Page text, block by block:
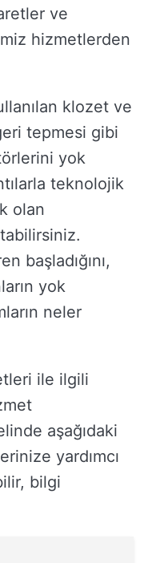
ve
hizmetlerden
klozet ve
tepmesi gibi
yok
teknolojik
olan
başladığını,
yok
neler
ile ilgili
aşağıdaki
yardımcı
bilgi